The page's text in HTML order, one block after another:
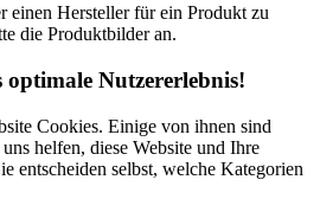
einen Hersteller für ein Produkt zu
die Produktbilder an.
Nutzererlebnis!
Cookies. Einige von ihnen sind
helfen, diese Website und Ihre
entscheiden selbst, welche Kategorien